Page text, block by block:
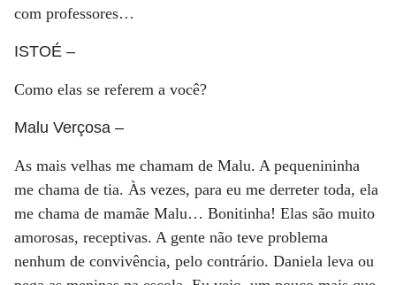
com professores…
ISTOÉ –
Como elas se referem a você?
Malu Verçosa –
As mais velhas me chamam de Malu. A pequenininha
me chama de tia. Às vezes, para eu me derreter toda, ela
me chama de mamãe Malu… Bonitinha! Elas são muito
amorosas, receptivas. A gente não teve problema
nenhum de convivência, pelo contrário. Daniela leva ou